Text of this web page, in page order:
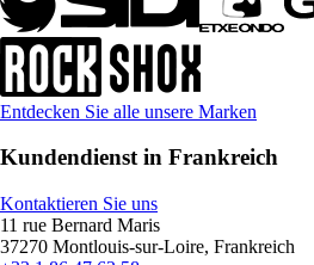
Entdecken Sie alle unsere Marken
Kundendienst in Frankreich
Kontaktieren Sie uns
11 rue Bernard Maris
37270 Montlouis-sur-Loire, Frankreich